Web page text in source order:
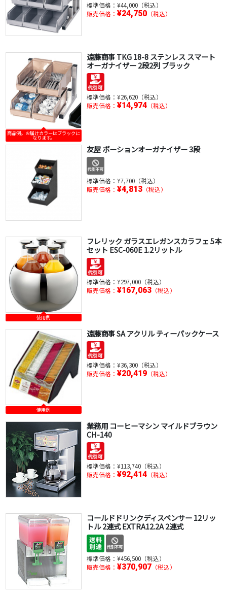
標準価格： ¥44,000（税込）
販売価格： ¥24,750（税込）
商品例。お届けカラーはブラックに
なります。
遠藤商事 TKG 18-8 ステンレス スマート
オーガナイザー 2段2列 ブラック
標準価格： ¥26,620（税込）
販売価格： ¥14,974（税込）
友屋 ポーションオーガナイザー 3段
標準価格： ¥7,700（税込）
販売価格： ¥4,813（税込）
使用例
フレリック ガラスエレガンスカラフェ 5本
セット ESC-060E 1.2リットル
標準価格： ¥297,000（税込）
販売価格： ¥167,063（税込）
使用例
遠藤商事 SA アクリル ティーパックケース
標準価格： ¥36,300（税込）
販売価格： ¥20,419（税込）
業務用 コーヒーマシン マイルドブラウン
CH-140
標準価格： ¥113,740（税込）
販売価格： ¥92,414（税込）
コールドドリンクディスペンサー 12リッ
トル 2連式 EXTRA12.2A 2連式
標準価格： ¥456,500（税込）
販売価格： ¥370,907（税込）